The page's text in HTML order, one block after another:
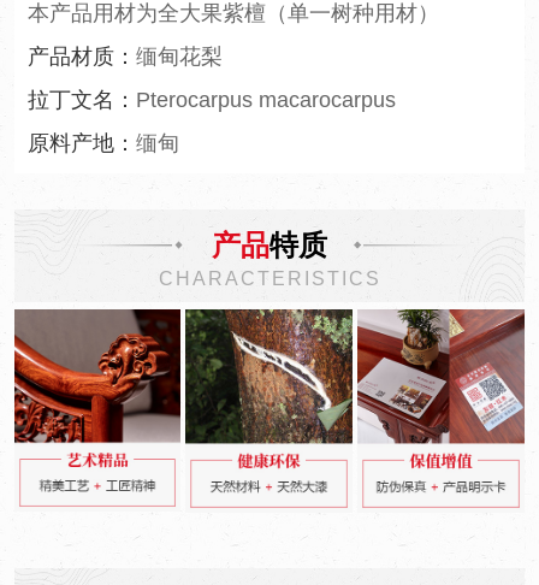
本产品用材为全大果紫檀（单一树种用材）
产品材质： 缅甸花梨
拉丁文名： Pterocarpus macarocarpus
原料产地： 缅甸
产品特质
CHARACTERISTICS